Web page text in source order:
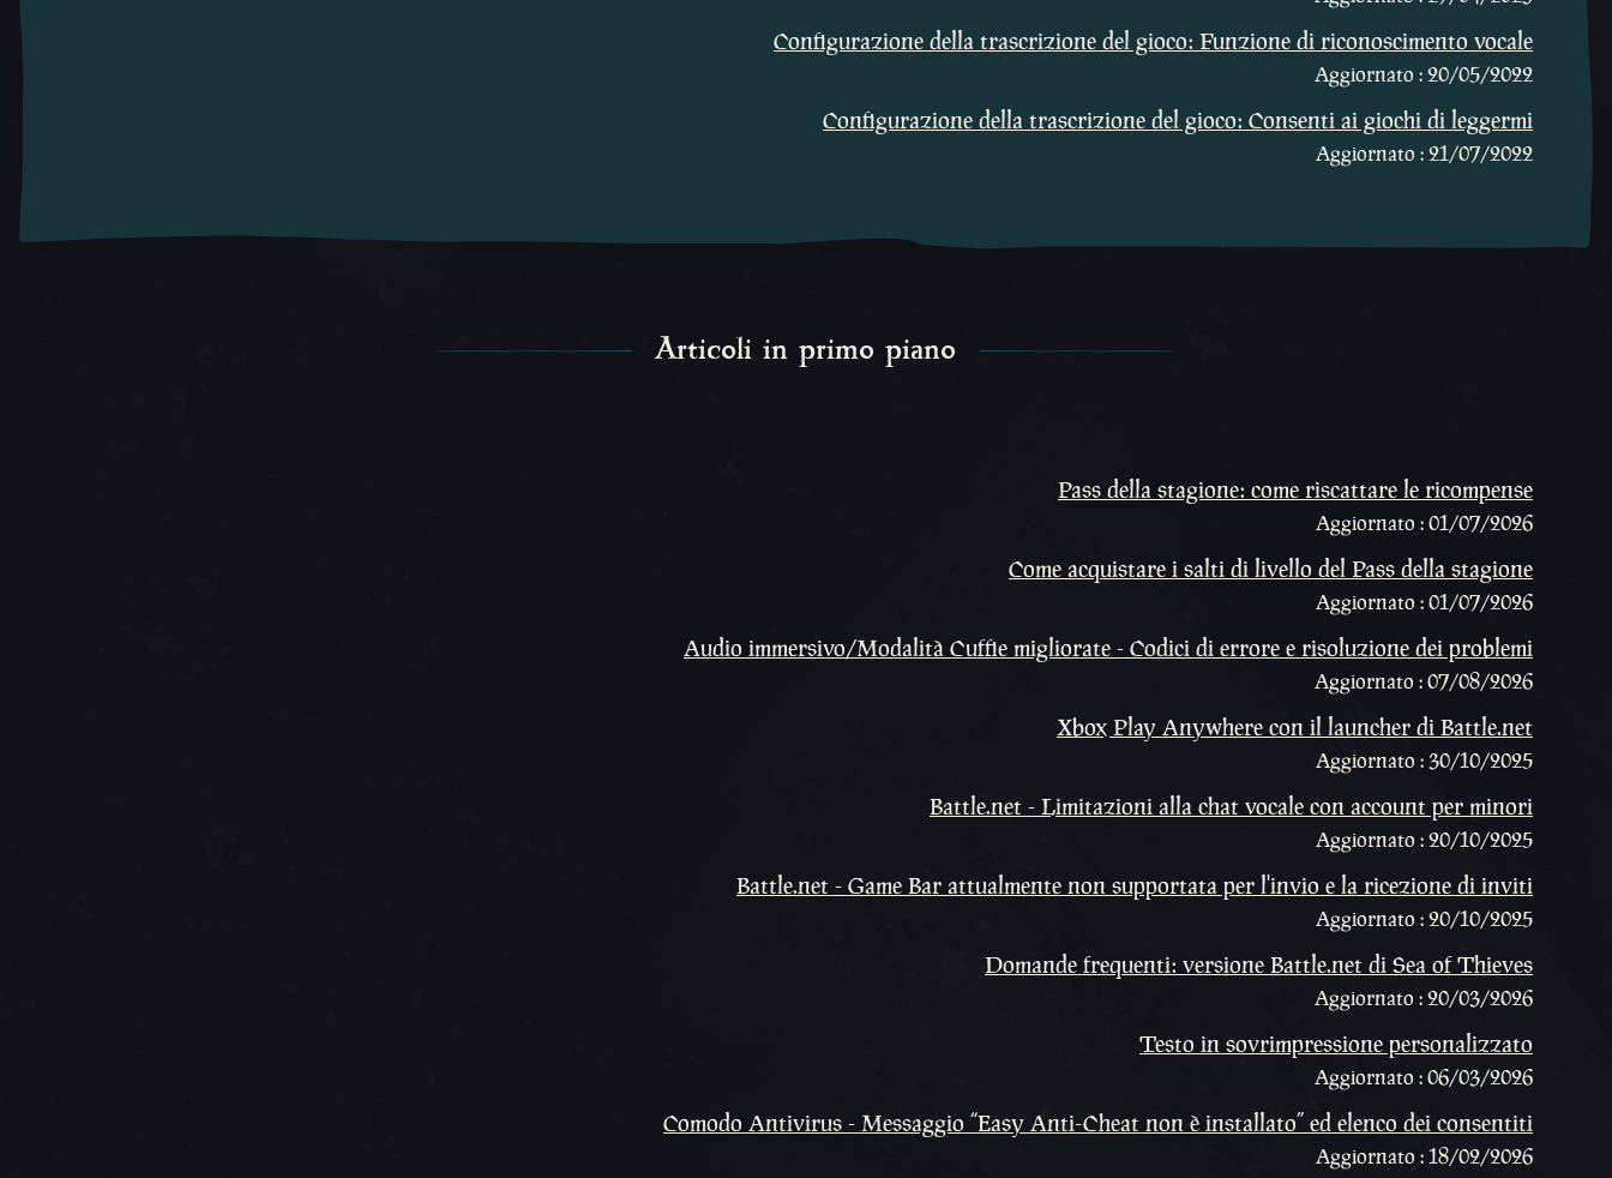
Configurazione della trascrizione del gioco: Funzione di riconoscimento vocale
Aggiornato : 20/05/2022
Configurazione della trascrizione del gioco: Consenti ai giochi di leggermi
Aggiornato : 21/07/2022
Articoli in primo piano
Pass della stagione: come riscattare le ricompense
Aggiornato : 01/07/2026
Come acquistare i salti di livello del Pass della stagione
Aggiornato : 01/07/2026
Audio immersivo/Modalità Cuffie migliorate - Codici di errore e risoluzione dei problemi
Aggiornato : 07/08/2026
Xbox Play Anywhere con il launcher di Battle.net
Aggiornato : 30/10/2025
Battle.net - Limitazioni alla chat vocale con account per minori
Aggiornato : 20/10/2025
Battle.net - Game Bar attualmente non supportata per l'invio e la ricezione di inviti
Aggiornato : 20/10/2025
Domande frequenti: versione Battle.net di Sea of Thieves
Aggiornato : 20/03/2026
Testo in sovrimpressione personalizzato
Aggiornato : 06/03/2026
Comodo Antivirus - Messaggio “Easy Anti-Cheat non è installato” ed elenco dei consentiti
Aggiornato : 18/02/2026